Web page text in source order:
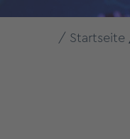
Startseite